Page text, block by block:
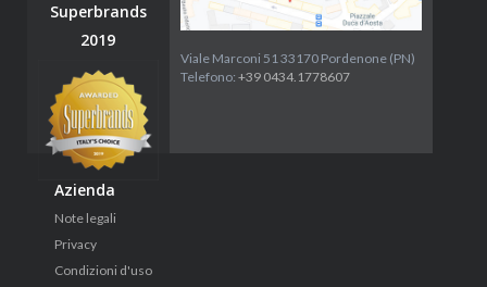
Superbrands
2019
Viale Marconi 51 33170 Pordenone (PN)
Telefono: +39 0434.1778607
Azienda
Note legali
Privacy
Condizioni d'uso